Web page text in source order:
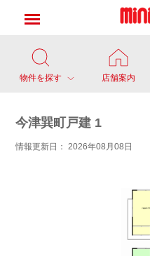
物件を探す 店舗案内
今津巽町戸建 1
情報更新日： 2026年08月08日